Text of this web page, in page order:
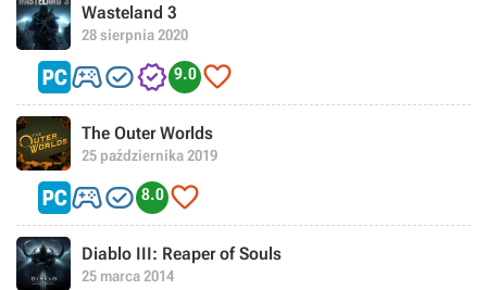
Wasteland 3
28 sierpnia 2020
 9.0 
The Outer Worlds
25 października 2019
 8.0 
Diablo III: Reaper of Souls
25 marca 2014